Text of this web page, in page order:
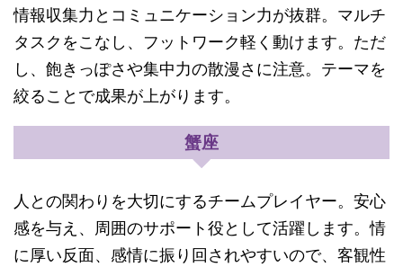
情報収集力とコミュニケーション力が抜群。マルチ
タスクをこなし、フットワーク軽く動けます。ただ
し、飽きっぽさや集中力の散漫さに注意。テーマを
絞ることで成果が上がります。
蟹座
人との関わりを大切にするチームプレイヤー。安心
感を与え、周囲のサポート役として活躍します。情
に厚い反面、感情に振り回されやすいので、客観性